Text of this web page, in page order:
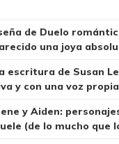
de Duelo
una joya
escritura de Susan
y con una voz
y Aiden:
(de lo mucho que